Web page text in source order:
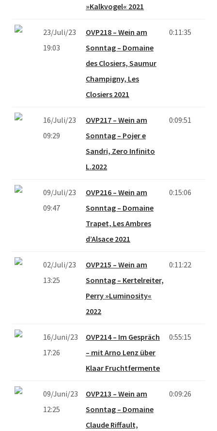
»Kalkvogel« 2021
23/Juli/23
19:03
OVP218 – Wein am
Sonntag – Domaine
des Closiers, Saumur
Champigny, Les
Closiers 2021
0:11:35
16/Juli/23
09:29
OVP217 – Wein am
Sonntag – Pojer e
Sandri, Zero Infinito
L.2022
0:09:51
09/Juli/23
09:47
OVP216 – Wein am
Sonntag – Domaine
Trapet, Les Ambres
d’Alsace 2021
0:15:06
02/Juli/23
13:25
OVP215 – Wein am
Sonntag – Kertelreiter,
Perry »Luminosity«
2022
0:11:22
16/Juni/23
17:26
OVP214 – Im Gespräch
– mit Arno Lenz über
Klaar Fruchtfermente
0:55:15
09/Juni/23
12:25
OVP213 – Wein am
Sonntag – Domaine
Claude Riffault,
0:09:26